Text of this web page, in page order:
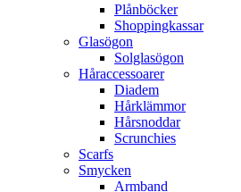
Plånböcker
Shoppingkassar
Glasögon
Solglasögon
Håraccessoarer
Diadem
Hårklämmor
Hårsnoddar
Scrunchies
Scarfs
Smycken
Armband